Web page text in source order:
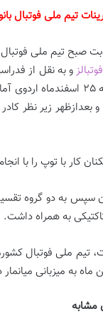
تیم ملی فوتبال
صبح تیم ملی
فوتبالزو به نقل از
بعدازظهر زیر نظر
کار با توپ را با
سپس به دو گروه
به همراه داشت. اردوی فوق تا فردا
مشابه